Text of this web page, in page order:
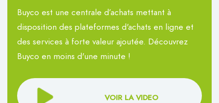
Buyco est une centrale d’achats mettant à
disposition des plateformes d'achats en ligne et
des services à forte valeur ajoutée. Découvrez
Buyco en moins d'une minute !
VOIR LA VIDEO